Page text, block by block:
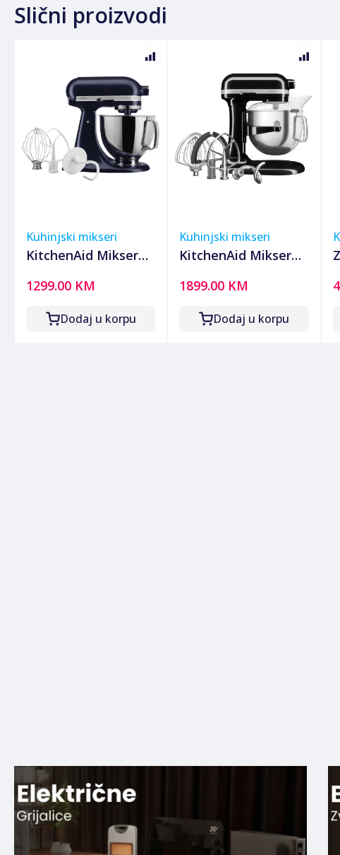
Slični proizvodi
Kuhinjski mikseri
KitchenAid Mikser
kuhinjski robot -
5KSM125EIB
1299.00 KM
Dodaj u korpu
Kuhinjski mikseri
KitchenAid Mikser
kuhinjski robot -
5KSM70SHXEOB
1899.00 KM
Dodaj u korpu